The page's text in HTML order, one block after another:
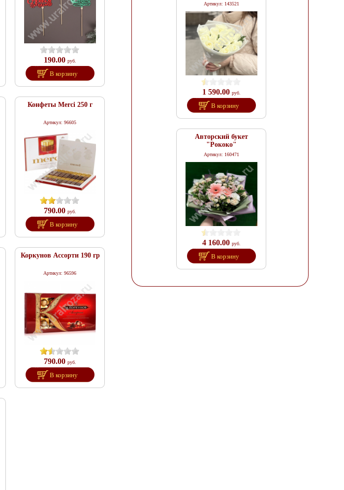
190.00 руб.
В корзину
Конфеты Merci 250 г
Артикул: 96605
790.00 руб.
В корзину
Коркунов Ассорти 190 гр
Артикул: 96596
790.00 руб.
В корзину
Артикул: 143521
1 590.00 руб.
В корзину
Авторский букет
"Рококо"
Артикул: 160471
4 160.00 руб.
В корзину